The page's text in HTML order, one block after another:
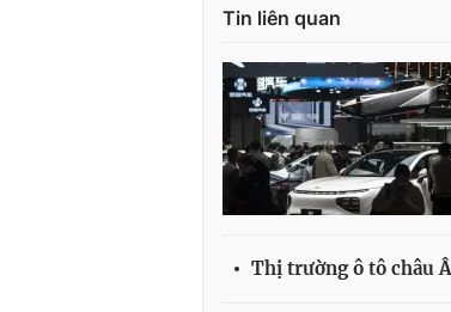
Tin liên quan
Thị trường ô tô châu